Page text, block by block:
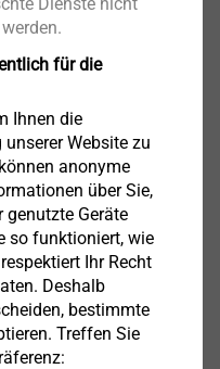
die speziell für
in
Sie gilt seit
für eine
in Thermoplaste.
sich über sämtliche
für die
Ihnen die
Website zu
anonyme
über Sie,
genutzte Geräte
so funktioniert, wie
Ihr Recht
Deshalb
bestimmte
Treffen Sie